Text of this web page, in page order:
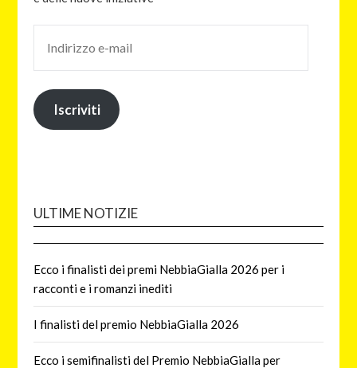
Iscriviti
ULTIME NOTIZIE
Ecco i finalisti dei premi NebbiaGialla 2026 per i
racconti e i romanzi inediti
I finalisti del premio NebbiaGialla 2026
Ecco i semifinalisti del Premio NebbiaGialla per